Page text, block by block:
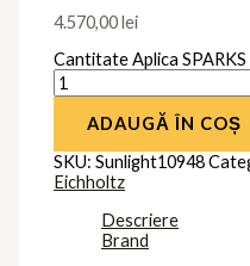
4.570,00lei
Cantitate Aplica SPARKS
ADAUGĂ ÎN COȘ
SKU:Sunlight10948
Eichholtz
Descriere
Brand